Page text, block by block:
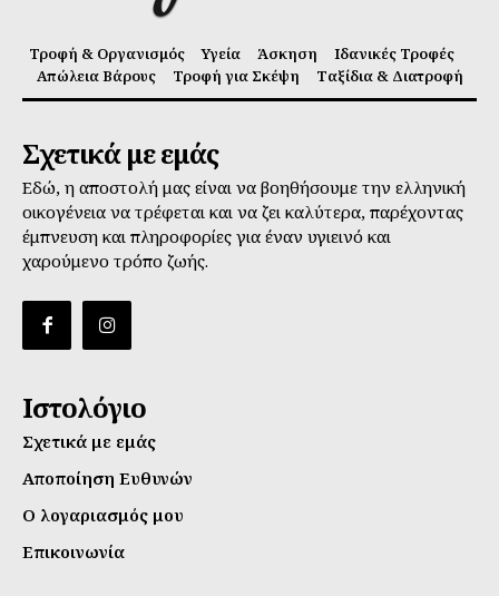
Τροφή & Οργανισμός Υγεία Άσκηση
Ιδανικές Τροφές
Απώλεια Βάρους
Τροφή για Σκέψη Ταξίδια & Διατροφή
Σχετικά με εμάς
Εδώ, η αποστολή μας είναι να βοηθήσουμε την ελληνική
οικογένεια να τρέφεται και να ζει καλύτερα, παρέχοντας
έμπνευση και πληροφορίες για έναν υγιεινό και
χαρούμενο τρόπο ζωής.
Ιστολόγιο
Σχετικά με εμάς
Αποποίηση Ευθυνών
Ο λογαριασμός μου
Επικοινωνία